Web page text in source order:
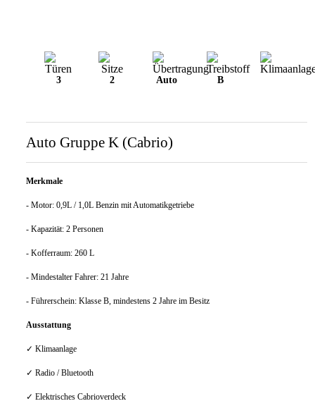
3 2 Auto B
Auto Gruppe K (Cabrio)
Merkmale
- Motor: 0,9L / 1,0L Benzin mit Automatikgetriebe
- Kapazität: 2 Personen
- Kofferraum: 260 L
- Mindestalter Fahrer: 21 Jahre
- Führerschein: Klasse B, mindestens 2 Jahre im Besitz
Ausstattung
✓ Klimaanlage
✓ Radio / Bluetooth
✓ Elektrisches Cabrioverdeck